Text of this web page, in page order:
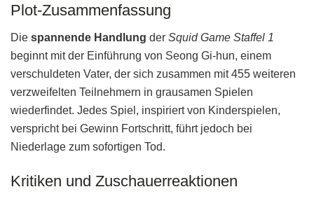
Plot-Zusammenfassung
Die spannende Handlung der Squid Game Staffel 1
beginnt mit der Einführung von Seong Gi-hun, einem
verschuldeten Vater, der sich zusammen mit 455 weiteren
verzweifelten Teilnehmern in grausamen Spielen
wiederfindet. Jedes Spiel, inspiriert von Kinderspielen,
verspricht bei Gewinn Fortschritt, führt jedoch bei
Niederlage zum sofortigen Tod.
Kritiken und Zuschauerreaktionen